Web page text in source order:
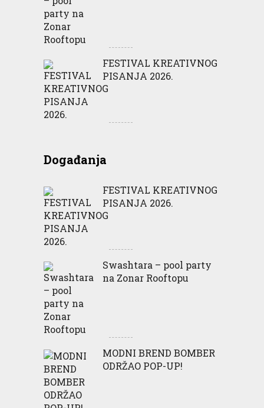
FESTIVAL KREATIVNOG
PISANJA 2026.
Događanja
FESTIVAL KREATIVNOG
PISANJA 2026.
Swashtara – pool party
na Zonar Rooftopu
MODNI BREND BOMBER
ODRŽAO POP-UP!